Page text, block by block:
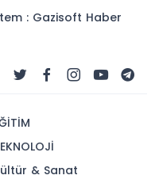
: Gazisoft Haber
& Sanat